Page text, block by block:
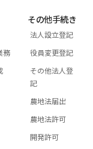
務
その他手続き
法人設立登記
役員変更登記
その他法人登
記
農地法届出
農地法許可
開発許可